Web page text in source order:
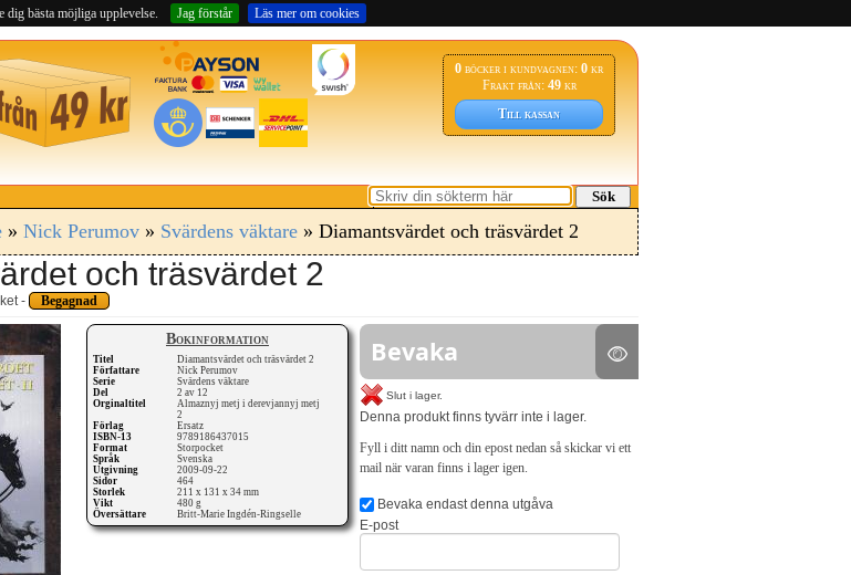
dig bästa möjliga upplevelse. Jag förstår Läs mer om cookies
0 böcker i kundvagnen:0kr
Frakt från: 49kr
Till kassan
Sök
» Nick Perumov» Svärdens väktare» Diamantsvärdet och träsvärdet 2
och träsvärdet 2
- Begagnad
Bokinformation
Titel
Diamantsvärdet och träsvärdet 2
Författare
Nick Perumov
Serie
Svärdens väktare
Del
2 av 12
Orginaltitel
Almaznyj metj i derevjannyj metj
2
Förlag
Ersatz
ISBN-13
9789186437015
Format
Storpocket
Språk
Svenska
Utgivning
2009-09-22
Sidor
464
Storlek
211 x 131 x 34 mm
Vikt
480 g
Översättare
Britt-Marie Ingdén-Ringselle
Bevaka
Slut i lager.
Denna produkt finns tyvärr inte i lager.
Fyll i ditt namn och din epost nedan så skickar vi ett
mail när varan finns i lager igen.
Bevaka endast denna utgåva
E-post